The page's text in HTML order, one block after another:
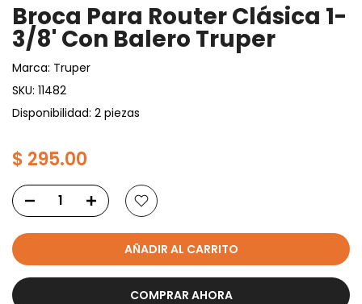
Broca Para Router Clásica 1-
3/8' Con Balero Truper
Marca: Truper
SKU: 11482
Disponibilidad: 2 piezas
$ 295.00
AÑADIR AL CARRITO
COMPRAR AHORA